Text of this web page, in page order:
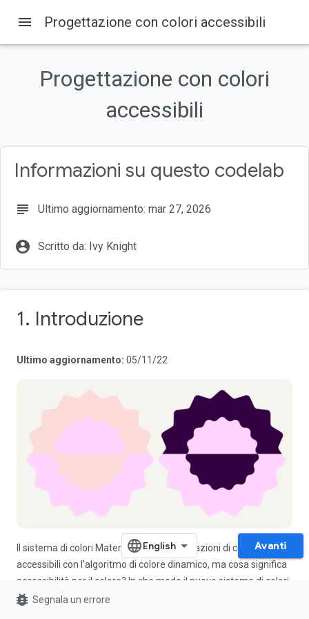
1. Introduzione
Obiettivi didattici
menu Progettazione con colori accessibili
Progettazione con colori
accessibili
Informazioni su questo codelab
subject Ultimo aggiornamento: mar 27, 2026
account_circle Scritto da: Ivy Knight
1. Introduzione
Ultimo aggiornamento: 05/11/22
Il sistema di colori Material 3 crea combinazioni di colori
accessibili con l'algoritmo di colore dinamico, ma cosa significa
accessibilità per il colore? In che modo il nuovo sistema di colori
di Material Design crea una combinazione di colori accessibile e
Avanti
bug_report Segnala un errore